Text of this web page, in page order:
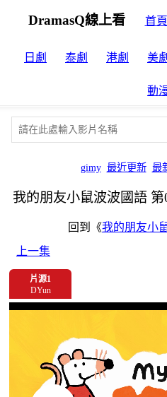
DramasQ線上看 首頁
日劇 泰劇 港劇 美劇
動
gimy 最近更新 最
我的朋友小鼠波波國語 第
回到《我的朋友小
上一集
片源1
DYun